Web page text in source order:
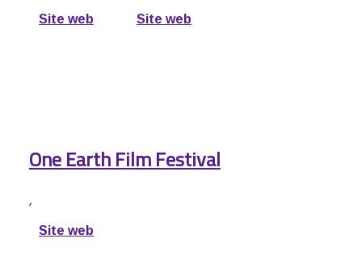
Site web Site web
One Earth Film Festival
,
Site web